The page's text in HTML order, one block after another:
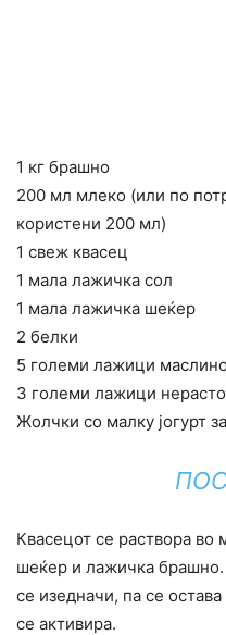
1 кг брашно
200 мл млеко (или по
користени 200 мл)
1 свеж квасец
1 мала лажичка сол
1 мала лажичка шеќер
2 белки
5 големи лажици
3 големи лажици
Жолчки со малку јогурт
Квасецот се раствора
шеќер и лажичка
се изедначи, па се
се активира.